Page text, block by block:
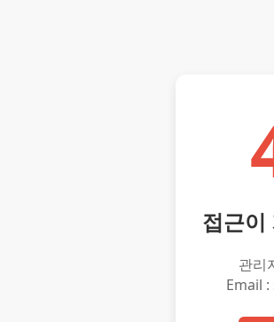
접근이
관리
Email